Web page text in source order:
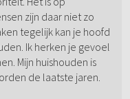
zijn daar niet zo
tegelijk kan je hoofd
Ik herken je gevoel
Mijn huishouden is
de laatste jaren.